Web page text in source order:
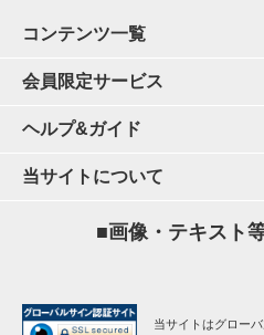
コンテンツ一覧
会員限定サービス
ヘルプ&ガイド
当サイトについて
■画像・テキスト
当サイトはグロー